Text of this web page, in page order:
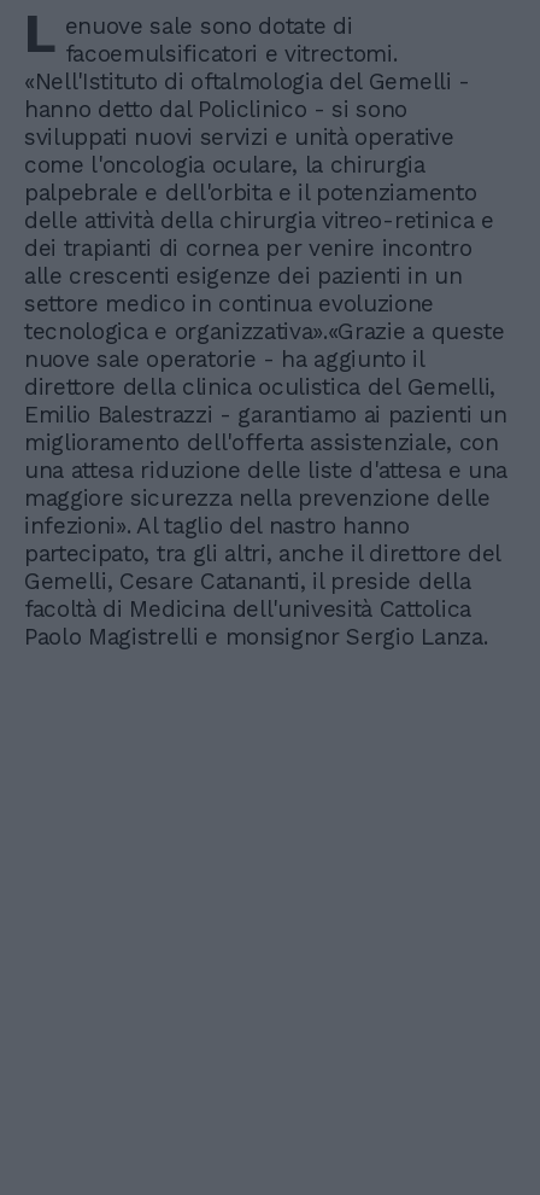
L enuove sale sono dotate di
facoemulsificatori e vitrectomi.
«Nell'Istituto di oftalmologia del Gemelli -
hanno detto dal Policlinico - si sono
sviluppati nuovi servizi e unità operative
come l'oncologia oculare, la chirurgia
palpebrale e dell'orbita e il potenziamento
delle attività della chirurgia vitreo-retinica e
dei trapianti di cornea per venire incontro
alle crescenti esigenze dei pazienti in un
settore medico in continua evoluzione
tecnologica e organizzativa».«Grazie a queste
nuove sale operatorie - ha aggiunto il
direttore della clinica oculistica del Gemelli,
Emilio Balestrazzi - garantiamo ai pazienti un
miglioramento dell'offerta assistenziale, con
una attesa riduzione delle liste d'attesa e una
maggiore sicurezza nella prevenzione delle
infezioni». Al taglio del nastro hanno
partecipato, tra gli altri, anche il direttore del
Gemelli, Cesare Catananti, il preside della
facoltà di Medicina dell'univesità Cattolica
Paolo Magistrelli e monsignor Sergio Lanza.